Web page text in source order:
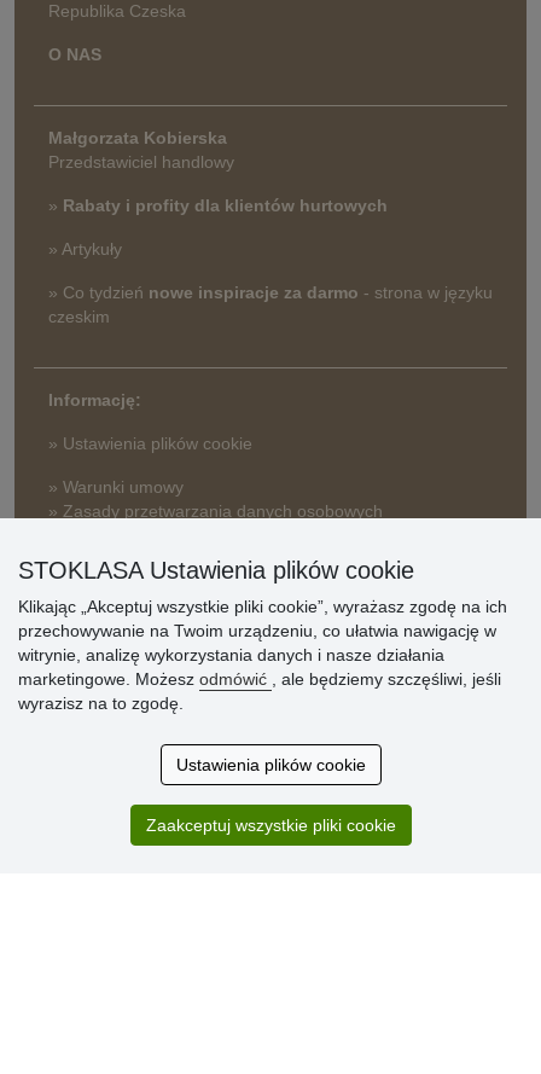
Republika Czeska
O NAS
Małgorzata Kobierska
Przedstawiciel handlowy
» Rabaty i profity dla klientów hurtowych
» Artykuły
» Co tydzień nowe inspiracje za darmo - strona w języku
czeskim
Informację:
» Ustawienia plików cookie
» Warunki umowy
» Zasady przetwarzania danych osobowych
» Reklamacje
» Dlaczego należy się zarejestrować?
» Najczęściej zadawane pytania
Zakup przebiegł sprawnie. Jestem
zadowolona. Polecam.
STOKLASA Ustawienia plików cookie
Klikając „Akceptuj wszystkie pliki cookie”, wyrażasz zgodę na ich
przechowywanie na Twoim urządzeniu, co ułatwia nawigację w
witrynie, analizę wykorzystania danych i nasze działania
marketingowe. Możesz odmówić
, ale będziemy szczęśliwi, jeśli
wyrazisz na to zgodę.
Ustawienia plików cookie
Zaakceptuj wszystkie pliki cookie